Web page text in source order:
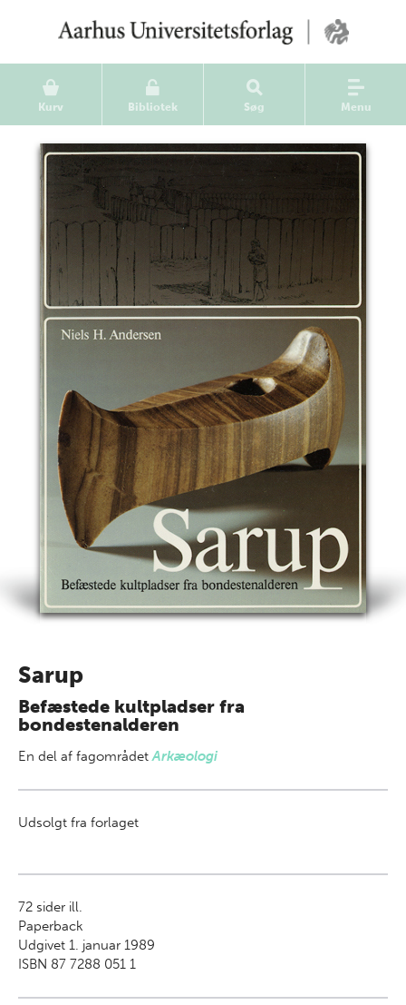
Kurv Bibliotek Søg Menu
Sarup
Befæstede kultpladser fra
bondestenalderen
En del af fagområdetArkæologi
Udsolgt fra forlaget
72 sider ill.
Paperback
Udgivet 1. januar 1989
ISBN 87 7288 051 1